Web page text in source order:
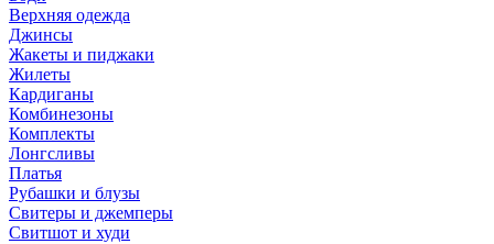
Верхняя одежда
Джинсы
Жакеты и пиджаки
Жилеты
Кардиганы
Комбинезоны
Комплекты
Лонгсливы
Платья
Рубашки и блузы
Свитеры и джемперы
Свитшот и худи